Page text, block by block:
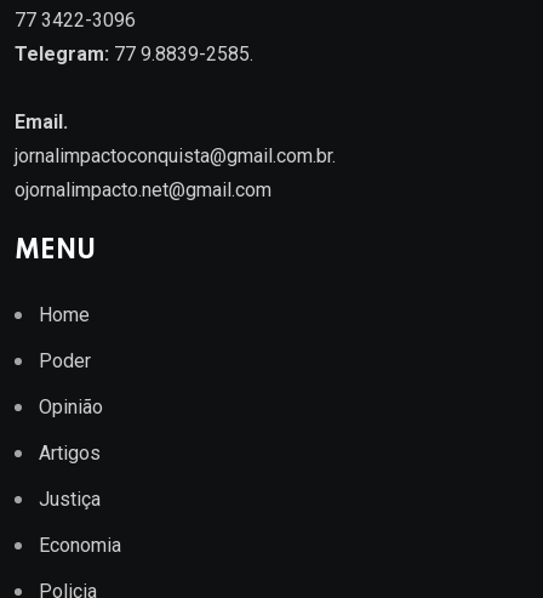
77 3422-3096
Telegram: 77 9.8839-2585.
Email.
jornalimpactoconquista@gmail.com.br.
ojornalimpacto.net@gmail.com
MENU
Home
Poder
Opinião
Artigos
Justiça
Economia
Policia